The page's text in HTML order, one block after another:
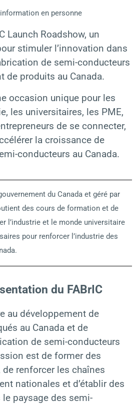
en personne
Launch Roadshow, un
stimuler l’innovation dans
de semi-conducteurs
de produits au Canada.
occasion unique pour les
les universitaires, les PME,
de se connecter,
la croissance de
conducteurs au Canada.
du Canada et géré par
des cours de formation et de
l’industrie et le monde universitaire
pour renforcer l’industrie des
du FABrIC
au développement de
au Canada et de
de semi-conducteurs
est de former des
renforcer les chaînes
nationales et d’établir des
paysage des semi-